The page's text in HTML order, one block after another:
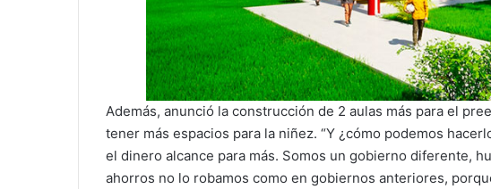
Además, anunció la construcción de 2 aulas más para el
tener más espacios para la niñez. “Y ¿cómo podemos
el dinero alcance para más. Somos un gobierno diferente,
ahorros no lo robamos como en gobiernos anteriores,